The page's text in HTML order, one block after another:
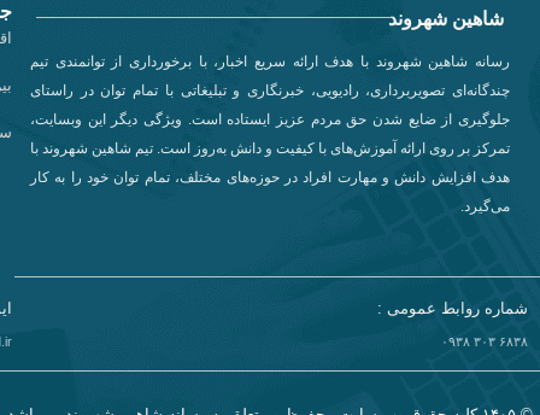
شاهین شهروند
رسانه شاهین شهروند با هدف ارائه سریع اخبار، با برخورداری از توانمندی تیم
چندگانه‌ای تصویربرداری، رادیویی، خبرنگاری و تبلیغاتی با تمام توان در راستای
جلوگیری از ضایع شدن حق مردم عزیز ایستاده است. ویژگی دیگر این وبسایت،
تمرکز بر روی ارائه آموزش‌های با کیفیت و دانش به‌روز است. تیم شاهین شهروند با
هدف افزایش دانش و مهارت افراد در حوزه‌های مختلف، تمام توان خود را به کار
می‌گیرد.
شماره روابط عمومی :
۶۸۳۸ ۳۰۳ ۰۹۳۸​